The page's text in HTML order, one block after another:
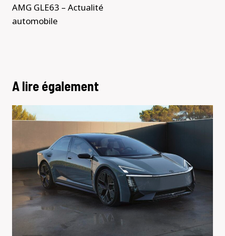
AMG GLE63 – Actualité
automobile
A lire également